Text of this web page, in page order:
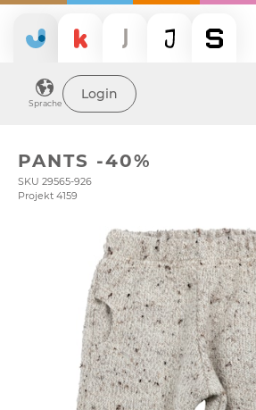
Sprache
Login
PANTS -40%
SKU 29565-926
Projekt 4159